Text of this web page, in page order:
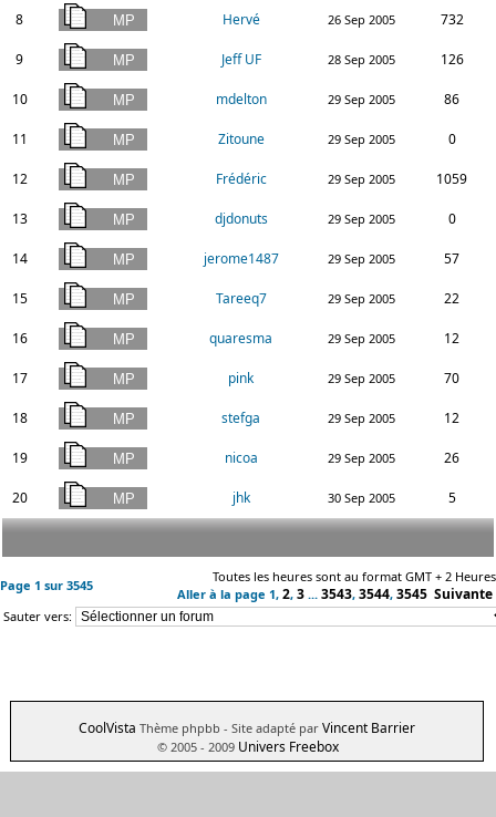
8 Hervé 26 Sep 2005 732
9 Jeff UF 28 Sep 2005 126
10 mdelton 29 Sep 2005 86
11 Zitoune 29 Sep 2005 0
12 Frédéric 29 Sep 2005 1059
13 djdonuts 29 Sep 2005 0
14 jerome1487 29 Sep 2005 57
15 Tareeq7 29 Sep 2005 22
16 quaresma 29 Sep 2005 12
17 pink 29 Sep 2005 70
18 stefga 29 Sep 2005 12
19 nicoa 29 Sep 2005 26
20 jhk 30 Sep 2005 5
Page 1 sur 3545
Toutes les heures sont au format GMT + 2 Heures
Aller à la page 1, 2, 3 ... 3543, 3544, 3545 Suivante
Sauter vers:
CoolVista Thème phpbb - Site adapté par Vincent Barrier
© 2005 - 2009 Univers Freebox